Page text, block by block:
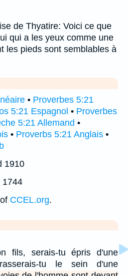
de Thyatire: Voici ce que
qui a les yeux comme une
les pieds sont semblables à
• Proverbes 5:21
5:21 Espagnol • Proverbes
5:21 Allemand •
• Proverbs 5:21 Anglais •
1910
1744
CCEL.org.
fils, serais-tu épris d'une
tu le sein d'une